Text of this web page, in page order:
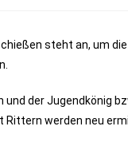
steht an, um
und der Jugendkönig
Rittern werden neu